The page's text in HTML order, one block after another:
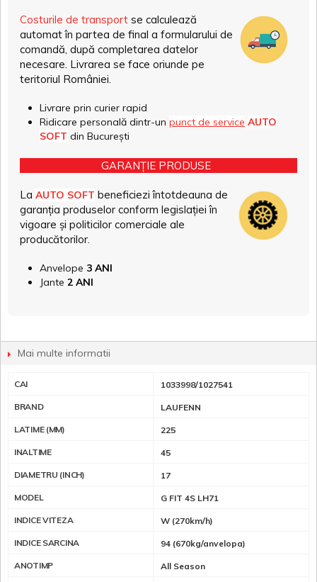
Costurile de transport se calculează
automat în partea de final a formularului de
comandă, după completarea datelor
necesare. Livrarea se face oriunde pe
teritoriul României.
Livrare prin curier rapid
Ridicare personală dintr-un punct de service AUTO
SOFT din București
GARANȚIE PRODUSE
La AUTO SOFT beneficiezi întotdeauna de
garanția produselor conform legislației în
vigoare și politicilor comerciale ale
producătorilor.
Anvelope 3 ANI
Jante 2 ANI
Mai multe informatii
CAI 1033998/1027541
BRAND LAUFENN
LATIME (MM) 225
INALTIME 45
DIAMETRU (INCH) 17
MODEL G FIT 4S LH71
INDICE VITEZA W (270km/h)
INDICE SARCINA 94 (670kg/anvelopa)
ANOTIMP All Season